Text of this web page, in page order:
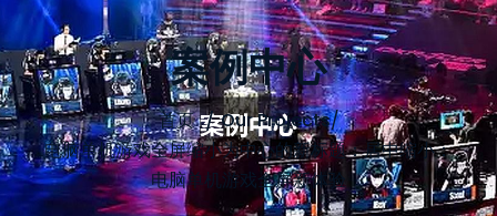
案例中心
首页 Our Projects/
电脑单机游戏全屏缩小为中心的新标题：居中缩小：
电脑单机游戏全屏新体验